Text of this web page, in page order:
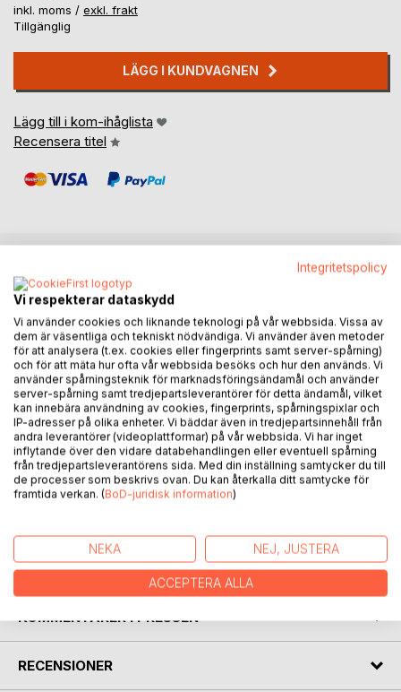
inkl. moms / exkl. frakt
Tillgänglig
LÄGG I KUNDVAGNEN
Lägg till i kom-ihåglista
Recensera titel
BESKRIVNING
Tom Warløv, tidligere reklamemann, nå vekter i eget
selskap, var både en kreativ og nysgjerrig sjel. Et uventet
dødsfall på det lokale aldershjemmet og hans demente
svigerfar sin frykt for "dødsengelen", pirret
nysgjerrigheten. Tom fikk raskt mistanke om at det kunne
ha skjedd noe kriminelt på aldershjemmet. Både
økonomisk svindel og drap. I sin iver etter å finne svar,
oppdaget han flere merkelige sammentreff som hadde
sine røtter helt tilbake til 2. verdenskrig. Tom sin umettelige
nysgjerrighet førte han i retning av et tvilsomt MC-miljø.
FÖRFATTARE
KOMMENTARER I PRESSEN
RECENSIONER
Integritetspolicy
Vi respekterar dataskydd
Vi använder cookies och liknande teknologi på vår webbsida. Vissa av
dem är väsentliga och tekniskt nödvändiga. Vi använder även metoder
för att analysera (t.ex. cookies eller fingerprints samt server-spårning)
och för att mäta hur ofta vår webbsida besöks och hur den används. Vi
använder spårningsteknik för marknadsföringsändamål och använder
server-spårning samt tredjepartsleverantörer för detta ändamål, vilket
kan innebära användning av cookies, fingerprints, spårningspixlar och
IP-adresser på olika enheter. Vi bäddar även in tredjepartsinnehåll från
andra leverantörer (videoplattformar) på vår webbsida. Vi har inget
inflytande över den vidare databehandlingen eller eventuell spårning
från tredjepartsleverantörens sida. Med din inställning samtycker du till
de processer som beskrivs ovan. Du kan återkalla ditt samtycke för
framtida verkan. (BoD-juridisk information)
NEKA NEJ, JUSTERA
ACCEPTERA ALLA